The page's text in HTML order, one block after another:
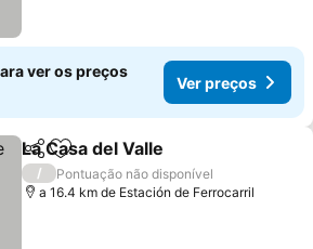
ver os preços
Ver preços
PartilharAdicionar aos favoritos
La Casa del Valle
/
Pontuação não disponível
a 16.4 km de Estación de Ferrocarril